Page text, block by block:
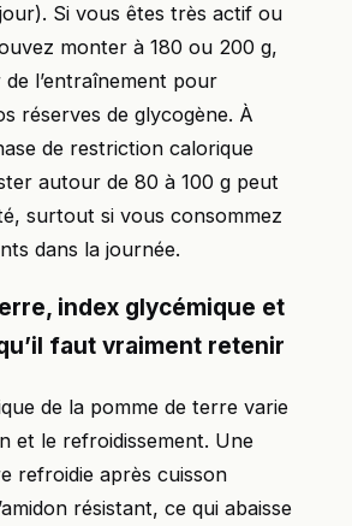
Si vous êtes très actif ou
monter à 180 ou 200 g,
l’entraînement pour
réserves de glycogène. À
de restriction calorique
autour de 80 à 100 g peut
surtout si vous consommez
dans la journée.
index glycémique et
faut vraiment retenir
de la pomme de terre varie
et le refroidissement. Une
refroidie après cuisson
résistant, ce qui abaisse